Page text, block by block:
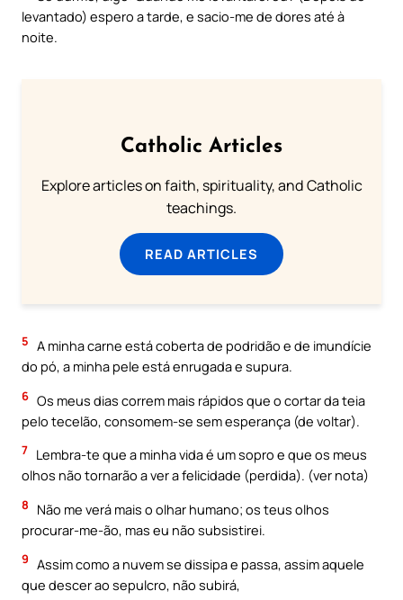
levantado) espero a tarde, e sacio-me de dores até à
noite.
Catholic Articles
Explore articles on faith, spirituality, and Catholic
teachings.
READ ARTICLES
5 A minha carne está coberta de podridão e de imundície
do pó, a minha pele está enrugada e supura.
6 Os meus dias correm mais rápidos que o cortar da teia
pelo tecelão, consomem-se sem esperança (de voltar).
7 Lembra-te que a minha vida é um sopro e que os meus
olhos não tornarão a ver a felicidade (perdida). (ver nota)
8
Não me verá mais o olhar humano; os teus olhos
procurar-me-ão, mas eu não subsistirei.
9 Assim como a nuvem se dissipa e passa, assim aquele
que descer ao sepulcro, não subirá,